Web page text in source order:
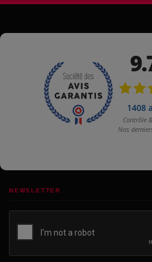
NEWSLETTER